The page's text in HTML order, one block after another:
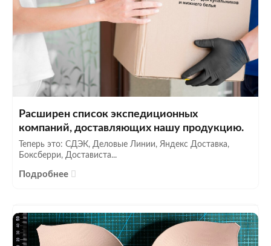
Расширен список экспедиционных
компаний, доставляющих нашу продукцию.
Теперь это: СДЭК, Деловые Линии, Яндекс Доставка,
Боксберри, Достависта...
Подробнее